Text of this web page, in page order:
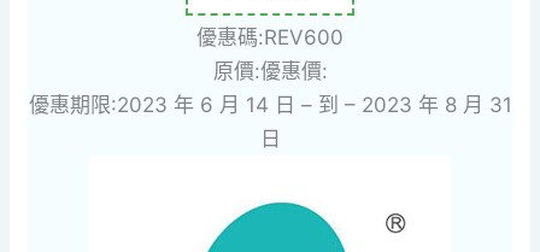
優惠碼:REV600
原價:優惠價:
優惠期限:2023 年 6 月 14 日 – 到 – 2023 年 8 月 31
日